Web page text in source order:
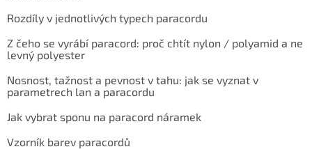
Rozdíly v jednotlivých typech paracordu
Z čeho se vyrábí paracord: proč chtít nylon / polyamid a ne
levný polyester
Nosnost, tažnost a pevnost v tahu: jak se vyznat v
parametrech lan a paracordu
Jak vybrat sponu na paracord náramek
Vzorník barev paracordů